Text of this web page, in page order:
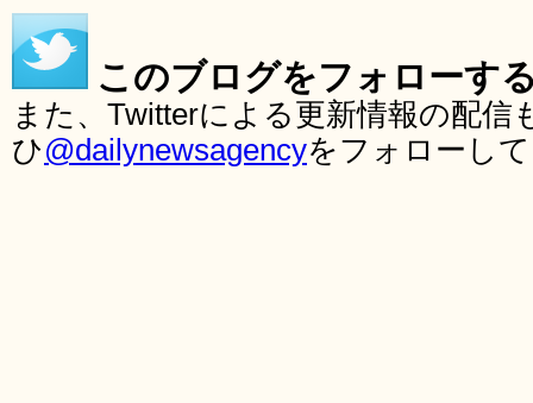
このブログをフォローす
また、Twitterによる更新情報の配
ひ@dailynewsagencyをフォローし